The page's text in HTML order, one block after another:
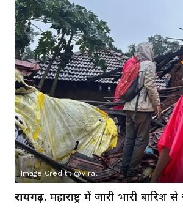
Image Credit :@Viral
रायगढ़. महाराष्ट्र में जारी भारी